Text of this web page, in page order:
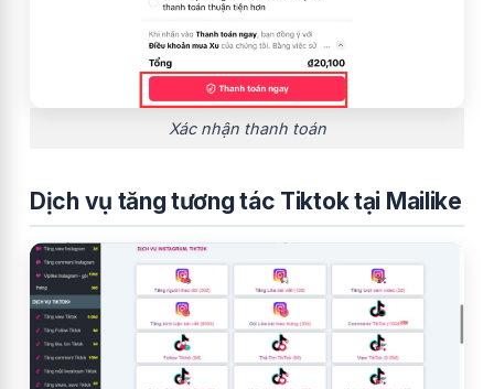
Xác nhận thanh toán
Dịch vụ tăng tương tác Tiktok tại Mailike